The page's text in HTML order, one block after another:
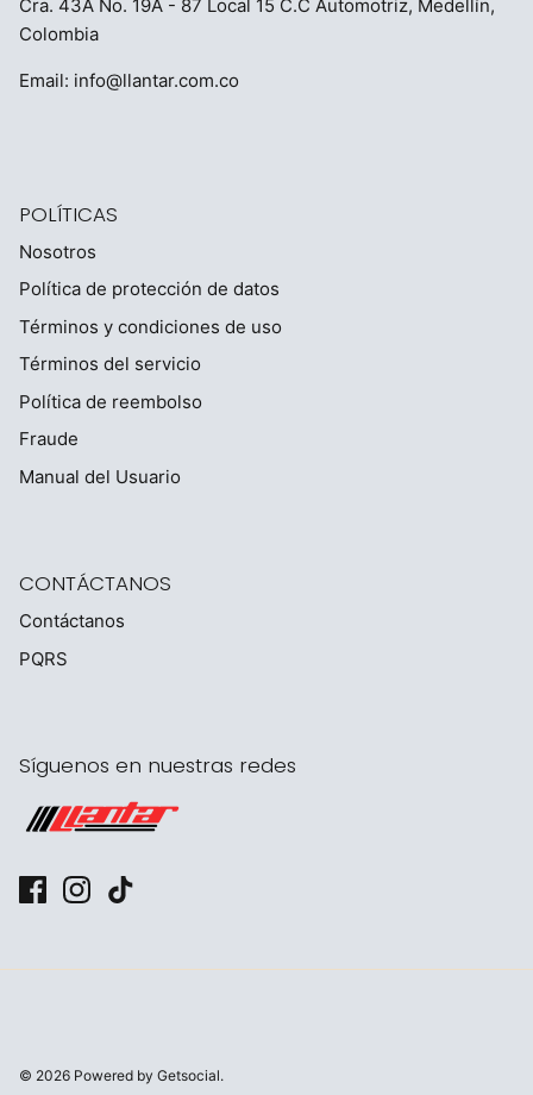
Cra. 43A No. 19A - 87 Local 15 C.C Automotriz, Medellín,
Colombia
Email: info@llantar.com.co
POLÍTICAS
Nosotros
Política de protección de datos
Términos y condiciones de uso
Términos del servicio
Política de reembolso
Fraude
Manual del Usuario
CONTÁCTANOS
Contáctanos
PQRS
Síguenos en nuestras redes
© 2026 Powered by Getsocial.